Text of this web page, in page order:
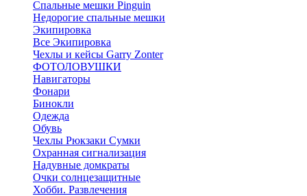
Спальные мешки Pinguin
Недорогие спальные мешки
Экипировка
Все Экипировка
Чехлы и кейсы Garry Zonter
ФОТОЛОВУШКИ
Навигаторы
Фонари
Бинокли
Одежда
Обувь
Чехлы Рюкзаки Сумки
Охранная сигнализация
Надувные домкраты
Очки солнцезащитные
Хобби. Развлечения